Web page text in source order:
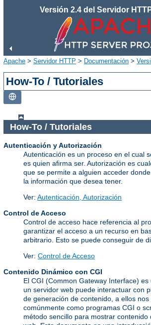
Versión 2.4 del Servidor
Apache > Servidor HTTP > Documentación >
How-To / Tutoriales
How-To / Tutoriales
Autenticación y Autorización
Autenticación es un proceso en el cual
es quien afirma ser. Autorización es
que se permite a alguien acceder
la información que desea tener.
Ver: Autenticación, Autorización
Control de Acceso
Control de acceso hace referencia al
garantizar el acceso a un recurso en
arbitrario. Esto se puede conseguir de
Ver: Control de Acceso
Contenido Dinámico con CGI
El CGI (Common Gateway Interface)
un servidor web puede interactuar con
de generación de contenido, a ellos
comúnmente como programas CGI o
método sencillo para mostrar contenido